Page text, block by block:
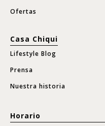
Ofertas
Casa Chiqui
Lifestyle Blog
Prensa
Nuestra historia
Horario